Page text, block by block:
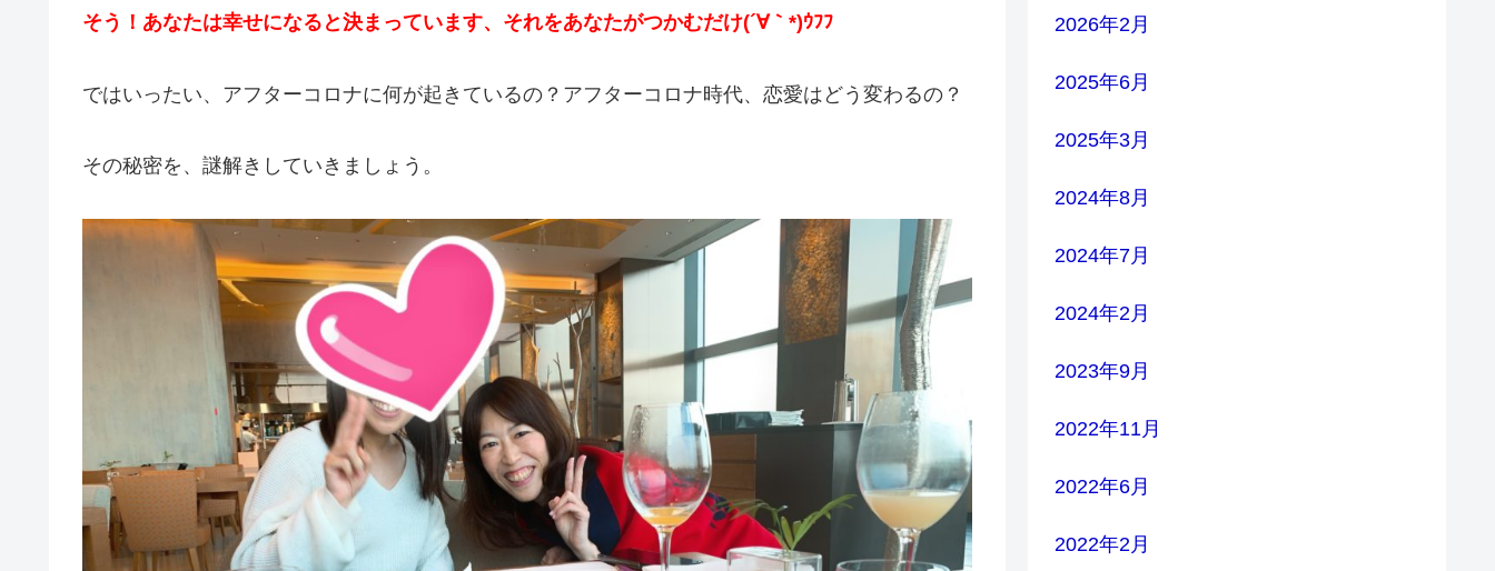
そう！あなたは幸せになると決まっています、それをあなたがつかむだけ(´∀｀*)ｳﾌﾌ
ではいったい、アフターコロナに何が起きているの？アフターコロナ時代、恋愛はどう変わるの？
その秘密を、謎解きしていきましょう。
2026年2月
2025年6月
2025年3月
2024年8月
2024年7月
2024年2月
2023年9月
2022年11月
2022年6月
2022年2月